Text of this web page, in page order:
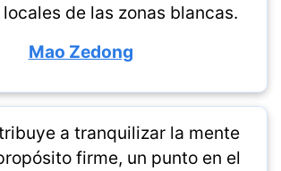
de las zonas blancas.
Mao Zedong
a tranquilizar la mente
firme, un punto en el